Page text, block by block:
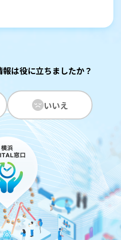
は役に立ちましたか？
いいえ